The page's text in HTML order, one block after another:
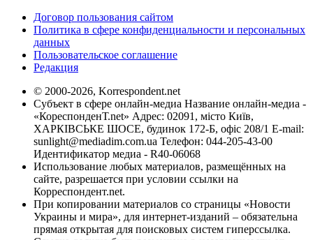
Договор пользования сайтом
Политика в сфере конфиденциальности и персональных
данных
Пользовательское соглашение
Редакция
© 2000-2026, Korrespondent.net
Субъект в сфере онлайн-медиа Название онлайн-медиа -
«КореспонденТ.net» Адрес: 02091, місто Київ,
ХАРКІВСЬКЕ ШОСЕ, будинок 172-Б, офіс 208/1 E-mail:
sunlight@mediadim.com.ua Телефон: 044-205-43-00
Идентификатор медиа - R40-06068
Использование любых материалов, размещённых на
сайте, разрешается при условии ссылки на
Корреспондент.net.
При копировании материалов со страницы «Новости
Украины и мира», для интернет-изданий – обязательна
прямая открытая для поисковых систем гиперссылка.